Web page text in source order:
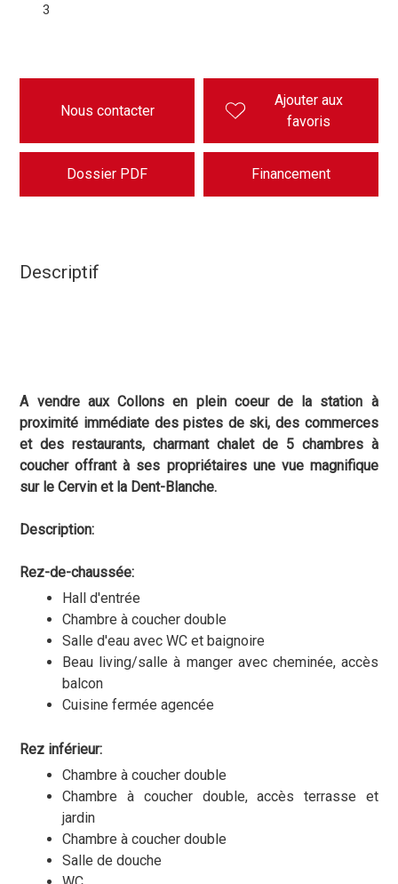
3
Nous contacter
Ajouter aux
favoris
Dossier PDF Financement
Descriptif
A vendre aux Collons en plein coeur de la station à
proximité immédiate des pistes de ski, des commerces
et des restaurants, charmant chalet de 5 chambres à
coucher offrant à ses propriétaires une vue magnifique
sur le Cervin et la Dent-Blanche.
Description:
Rez-de-chaussée:
Hall d'entrée
Chambre à coucher double
Salle d'eau avec WC et baignoire
Beau living/salle à manger avec cheminée, accès
balcon
Cuisine fermée agencée
Rez inférieur:
Chambre à coucher double
Chambre à coucher double, accès terrasse et
jardin
Chambre à coucher double
Salle de douche